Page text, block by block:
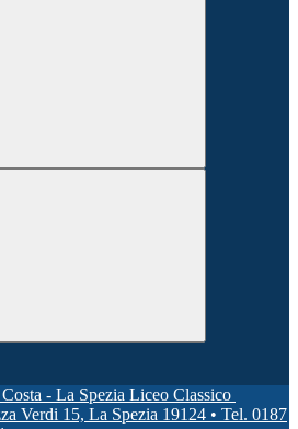
Liceo Classico
Verdi 15, La Spezia 19124 • Tel. 0187